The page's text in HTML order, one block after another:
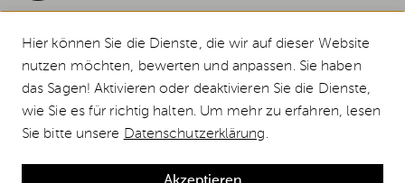
© 2026 Weststyle GmbH · Europas grosser Weber Spezialist
Alle Preise inkl. MwSt., inkl. Verpackungskosten und zzgl.Versandkosten.
Durchgestrichene Preise entsprechen dem bisherigen Preis bei Weststyle.
kaufen
Hier können Sie die Dienste, die wir auf dieser Website
nutzen möchten, bewerten und anpassen. Sie haben
das Sagen! Aktivieren oder deaktivieren Sie die Dienste,
wie Sie es für richtig halten. Um mehr zu erfahren, lesen
Sie bitte unsere Datenschutzerklärung.